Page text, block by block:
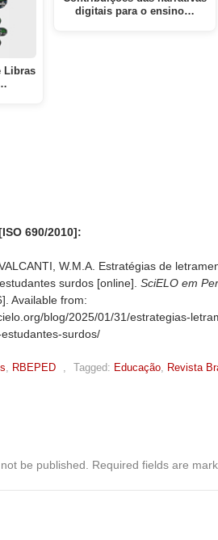
Libras
digitais para o ensino…
690/2010]:
W.M.A. Estratégias de
surdos [online]. SciELO em
Available from:
blog/2025/01/31/estrategias-
surdos/
RBEPED Tagged: Educação Revista
be published. Required fields are